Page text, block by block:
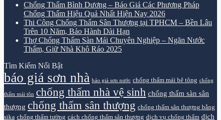
Chống Thấm Bình Dương – Báo Giá Các Phương Pháp
Chống Thấm Hiệu Quả Nhất Hiện Nay 2026
Thi Công Chống Thấm Sân Thượng tại TPHCM – Bền Lâu
Trên 10 Năm, Bảo Hành Dài Hạn
Thợ Chống Thấm Sàn Mái Chuyên Nghiệp – Ngăn Nước
Thấm, Giữ Nhà Khô Ráo 2025
Tìm Kiếm Nổi Bật
báo giá sơn nhà báo giá sơn nước chống thấm mái bê tông chống
thấm mái tôn chống thấm nhà vệ sinh chống thấm sàn sân
thượng chống thấm sân thượng chống thấm sân thượng bằng
sika chống thấm tường cách chống thấm sân thượng dịch vụ chống thấm dịch